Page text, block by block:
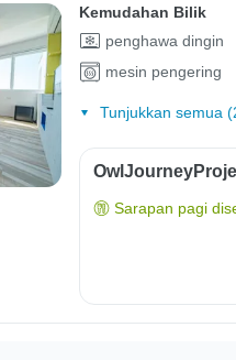
Kemudahan Bilik
penghawa dingin
mesin pengering
Tunjukkan semua
Sarapan pagi